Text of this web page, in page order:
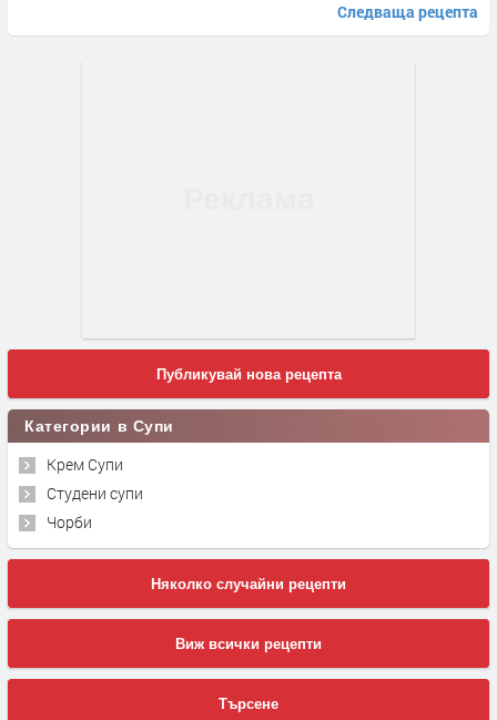
Следваща рецепта
Публикувай нова рецепта
Категории в Супи
Крем Супи
Студени супи
Чорби
Няколко случайни рецепти
Виж всички рецепти
Търсене